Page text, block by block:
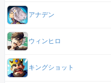
アナデン
ウィンヒロ
キングショット